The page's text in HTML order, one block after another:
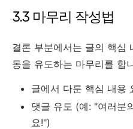
3.3 마무리 작성법
결론 부분에서는 글의 핵심
동을 유도하는 마무리를 합
글에서 다룬 핵심 내용
댓글 유도 (예: "여러분
요!")